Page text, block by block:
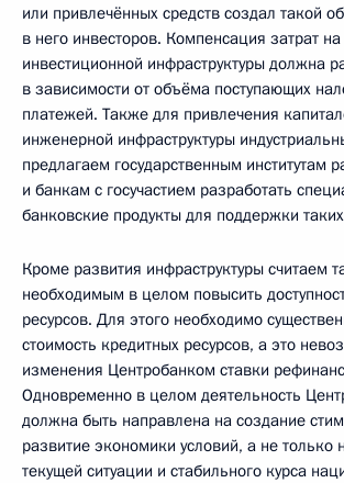
или привлечённых средств создал такой
в него инвесторов. Компенсация затрат
инвестиционной инфраструктуры должна
в зависимости от объёма поступающих
платежей. Также для привлечения
инженерной инфраструктуры
предлагаем государственным институтам
и банкам с госучастием разработать
банковские продукты для поддержки
Кроме развития инфраструктуры считаем
необходимым в целом повысить
ресурсов. Для этого необходимо
стоимость кредитных ресурсов, а это
изменения Центробанком ставки
Одновременно в целом деятельность
должна быть направлена на создание
развитие экономики условий, а не только
текущей ситуации и стабильного курса